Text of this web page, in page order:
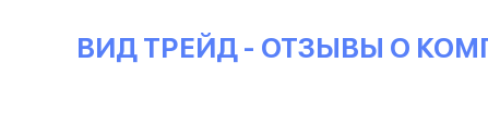
ВИД ТРЕЙД - ОТЗЫВЫ О